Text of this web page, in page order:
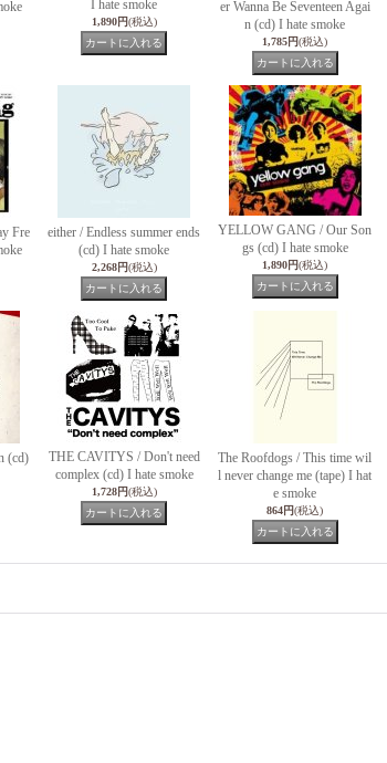
I hate smoke
1,890円(税込)
er Wanna Be Seventeen Agai
n (cd) I hate smoke
1,785円(税込)
Fre
either / Endless summer ends
(cd) I hate smoke
2,268円(税込)
YELLOW GANG / Our Son
gs (cd) I hate smoke
1,890円(税込)
(cd)
THE CAVITYS / Don't need
complex (cd) I hate smoke
1,728円(税込)
The Roofdogs / This time wil
l never change me (tape) I hat
e smoke
864円(税込)